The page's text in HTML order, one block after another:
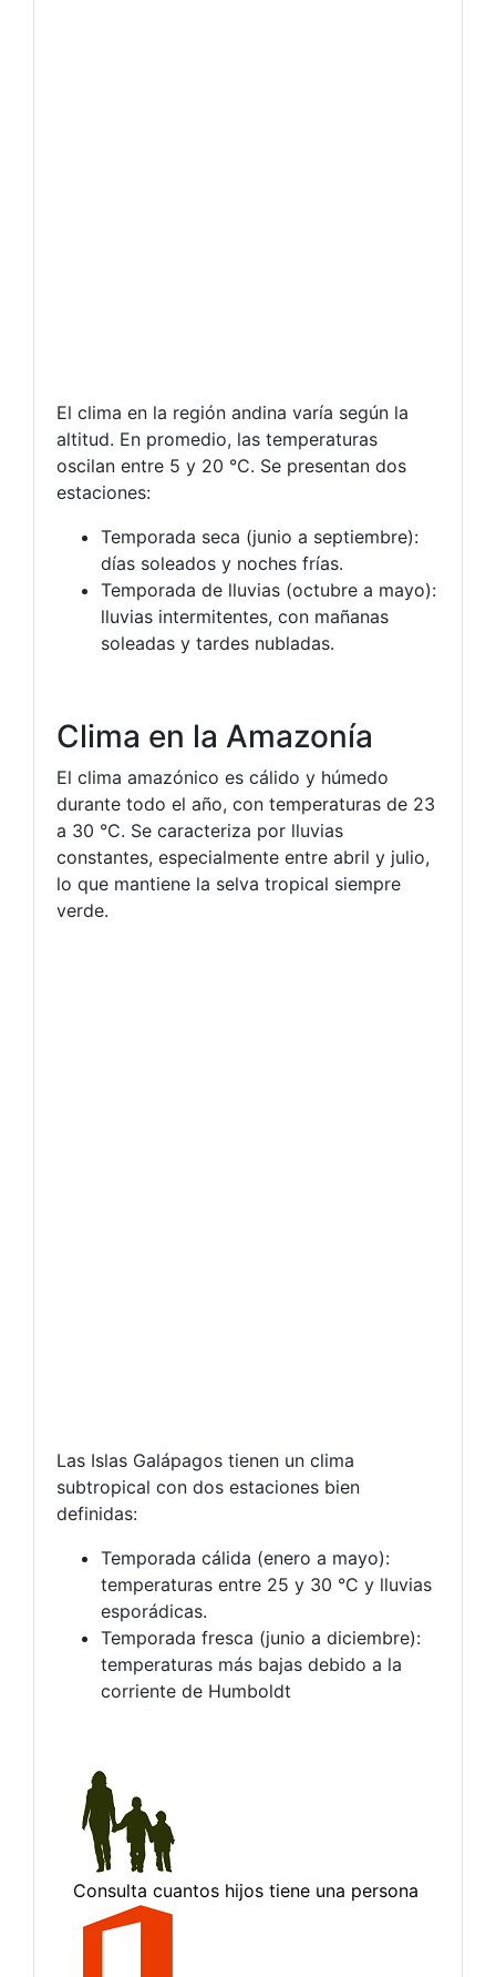
El clima en la región andina varía según la
altitud. En promedio, las temperaturas
oscilan entre 5 y 20 °C. Se presentan dos
estaciones:
Temporada seca (junio a septiembre):
días soleados y noches frías.
Temporada de lluvias (octubre a mayo):
lluvias intermitentes, con mañanas
soleadas y tardes nubladas.
Clima en la Amazonía
El clima amazónico es cálido y húmedo
durante todo el año, con temperaturas de 23
a 30 °C. Se caracteriza por lluvias
constantes, especialmente entre abril y julio,
lo que mantiene la selva tropical siempre
verde.
Las Islas Galápagos tienen un clima
subtropical con dos estaciones bien
definidas:
Temporada cálida (enero a mayo):
temperaturas entre 25 y 30 °C y lluvias
esporádicas.
Temporada fresca (junio a diciembre):
temperaturas más bajas debido a la
corriente de Humboldt